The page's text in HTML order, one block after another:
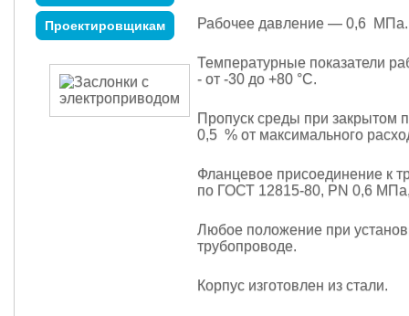
Проектировщикам Рабочее давление — 0,6 МПа.
Температурные показатели
- от -30 до +80 °С.
Пропуск среды при закрытом
0,5 % от максимального
Фланцевое присоединение к
по ГОСТ 12815-80, PN 0,6
Любое положение при
трубопроводе.
Корпус изготовлен из стали.